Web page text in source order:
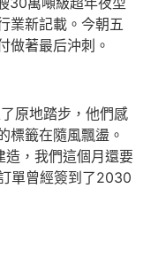
業新記載。今朝五
做著最后沖刺。
原地踏步，他們感
標籤在隨風飄盪。
造，我們這個月還要
單曾經簽到了2030